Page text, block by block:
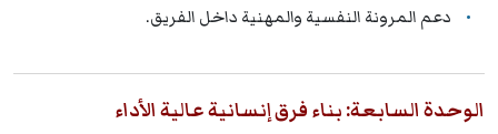
دعم المرونة النفسية والمهنية داخل الفريق.
الوحدة السابعة: بناء فرق إنسانية عالية الأداء